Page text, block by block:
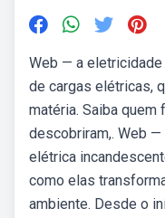
Web — a
de cargas elétricas,
matéria. Saiba
descobriram,. Web
elétrica
como elas
ambiente. Desde o